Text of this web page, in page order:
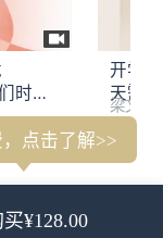
买¥128.00
点击了解>>
时代
开学
天需
梁文道
没看到我浪漫奔放